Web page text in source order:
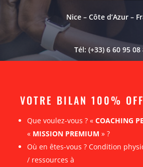
Nice – Côte d’Azur –
Tél: (+33) 6 60 95 08
VOTRE BILAN 100%
Que voulez-vous ? « COACHING
« MISSION PREMIUM » ?
Où en êtes-vous ? Condition
/ ressources à